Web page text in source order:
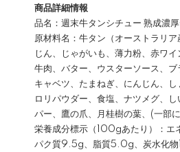
商品詳細情報
品名：週末牛タンシチュー 熟成濃
原材料名：牛タン（オーストラリ
じん、じゃがいも、薄力粉、赤ワイ
牛肉、バター、ウスターソース、ブ
キャベツ、たまねぎ、にんじん、
ロリパウダー、食塩、ナツメグ、
パー、鷹の爪、月桂樹の葉、(一部
栄養成分標示（100gあたり）：エ
パク質9.5g、脂質5.0g、炭水化物